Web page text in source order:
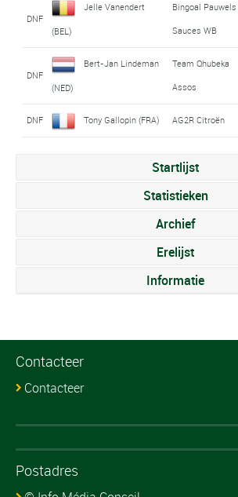
DNF
Jelle Vanendert
(BEL)
Bingoal Pauwels
Sauces WB
DNF
Bert-Jan Lindeman
(NED)
Team Qhubeka
Assos
DNF Tony Gallopin (FRA) AG2R Citroën
Startlijst
Statistieken
Archief
Erelijst
Informatie
Contacteer
Contacteer
Postadres